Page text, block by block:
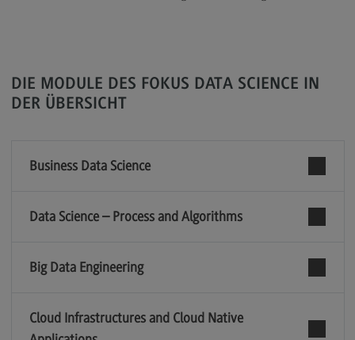
Kontakt
Digital Business Management
Modulangebot
Kontakt
Digitalisierung in der Sozialen Arbeit
Berufsperspektiven
DIE MODULE DES FOKUS DATA SCIENCE IN
DER ÜBERSICHT
Business Data Science
Data Science – Process and Algorithms
Big Data Engineering
Cloud Infrastructures and Cloud Native